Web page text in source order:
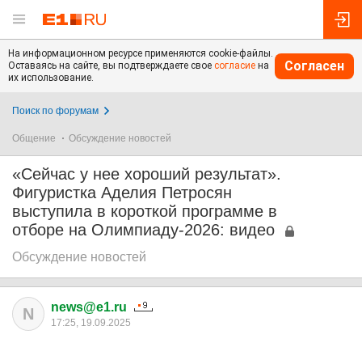
На информационном ресурсе применяются cookie-файлы.
Оставаясь на сайте, вы подтверждаете свое согласие на
их использование.
Согласен
Поиск по форумам
Общение Обсуждение новостей
«Сейчас у нее хороший результат».
Фигуристка Аделия Петросян
выступила в короткой программе в
отборе на Олимпиаду-2026: видео
Обсуждение новостей
N news@e1.ru
17:25, 19.09.2025